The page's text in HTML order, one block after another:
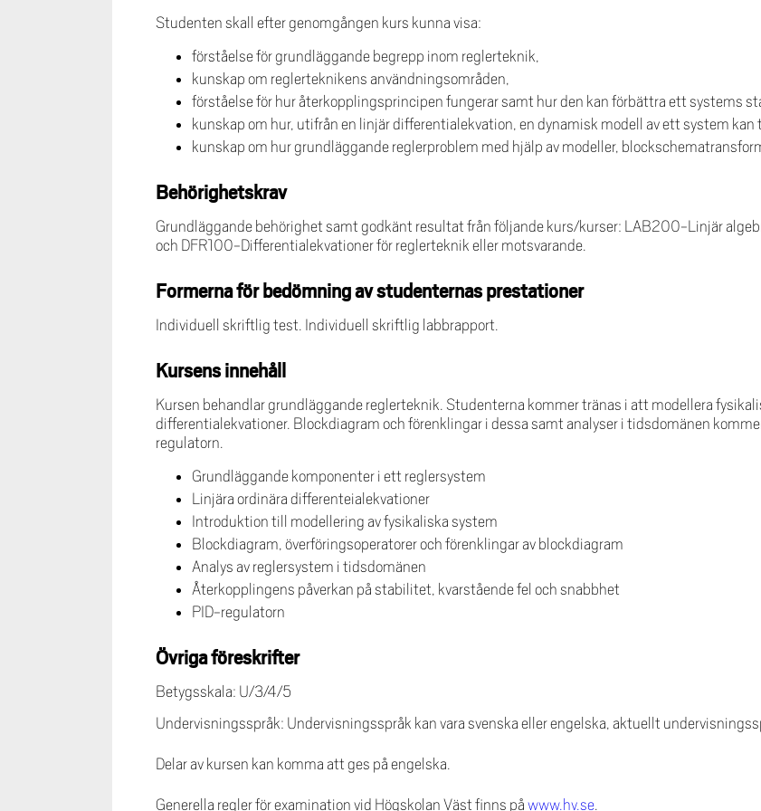
Studenten skall efter genomgången kurs kunna visa:
förståelse för grundläggande begrepp inom reglerteknik,
kunskap om reglerteknikens användningsområden,
förståelse för hur återkopplingsprincipen fungerar samt hur den kan förbättra ett systems
kunskap om hur, utifrån en linjär differentialekvation, en dynamisk modell av ett system kan
kunskap om hur grundläggande reglerproblem med hjälp av modeller,
Behörighetskrav
Grundläggande behörighet samt godkänt resultat från följande kurs/kurser: LAB200-Linjär
och DFR100-Differentialekvationer för reglerteknik eller motsvarande.
Formerna för bedömning av studenternas prestationer
Individuell skriftlig test. Individuell skriftlig labbrapport.
Kursens innehåll
Kursen behandlar grundläggande reglerteknik. Studenterna kommer tränas i att modellera
differentialekvationer. Blockdiagram och förenklingar i dessa samt analyser i tidsdomänen
regulatorn.
Grundläggande komponenter i ett reglersystem
Linjära ordinära differenteialekvationer
Introduktion till modellering av fysikaliska system
Blockdiagram, överföringsoperatorer och förenklingar av blockdiagram
Analys av reglersystem i tidsdomänen
Återkopplingens påverkan på stabilitet, kvarstående fel och snabbhet
PID-regulatorn
Övriga föreskrifter
Betygsskala: U/3/4/5
Undervisningsspråk: Undervisningsspråk kan vara svenska eller engelska, aktuellt
Delar av kursen kan komma att ges på engelska.
Generella regler för examination vid Högskolan Väst finns på www.hv.se.